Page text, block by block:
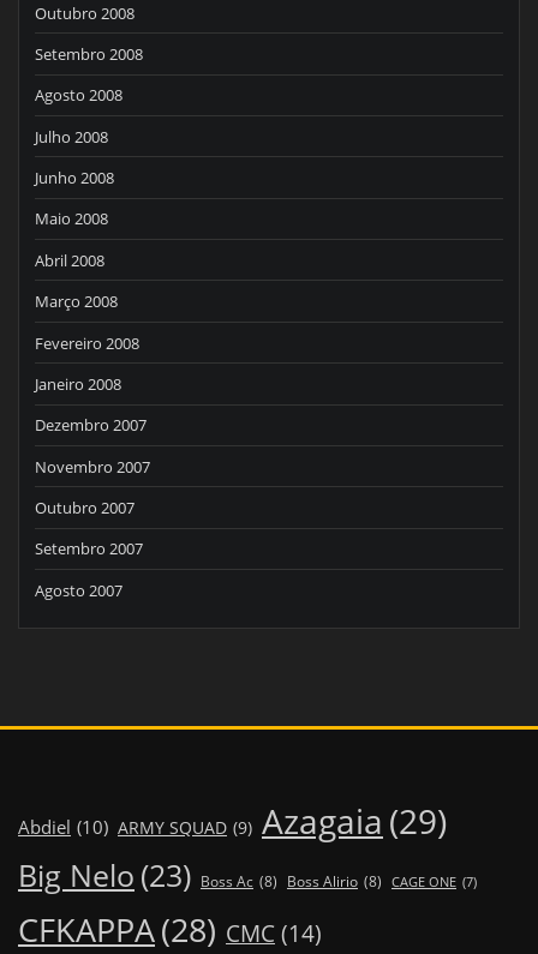
Outubro 2008
Setembro 2008
Agosto 2008
Julho 2008
Junho 2008
Maio 2008
Abril 2008
Março 2008
Fevereiro 2008
Janeiro 2008
Dezembro 2007
Novembro 2007
Outubro 2007
Setembro 2007
Agosto 2007
Abdiel (10) ARMY SQUAD (9) Azagaia (29)
Big Nelo (23) Boss Ac (8) Boss Alirio (8) CAGE ONE (7)
CFKAPPA(28) CMC (14)